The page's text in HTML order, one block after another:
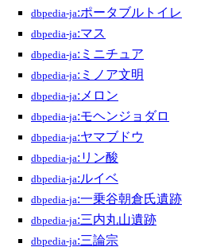
dbpedia-ja:ポータブルトイレ
dbpedia-ja:マス
dbpedia-ja:ミニチュア
dbpedia-ja:ミノア文明
dbpedia-ja:メロン
dbpedia-ja:モヘンジョダロ
dbpedia-ja:ヤマブドウ
dbpedia-ja:リン酸
dbpedia-ja:ルイベ
dbpedia-ja:一乗谷朝倉氏遺跡
dbpedia-ja:三内丸山遺跡
dbpedia-ja:三論宗